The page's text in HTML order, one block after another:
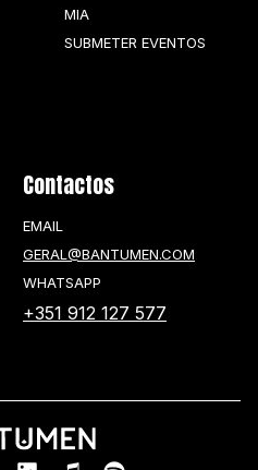
MIA
SUBMETER EVENTOS
Contactos
EMAIL
GERAL@BANTUMEN.COM
WHATSAPP
+351 912 127 577